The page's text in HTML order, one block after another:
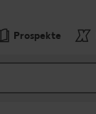
Prospekte